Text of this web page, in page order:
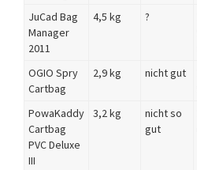
JuCad Bag
Manager
2011
4,5 kg ?
OGIO Spry
Cartbag
2,9 kg nicht gut
PowaKaddy
Cartbag
PVC Deluxe
III
3,2 kg
nicht so
gut